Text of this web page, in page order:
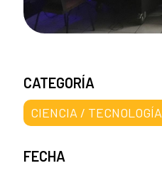
CATEGORÍA
CIENCIA / TECNOLOGÍA
FECHA